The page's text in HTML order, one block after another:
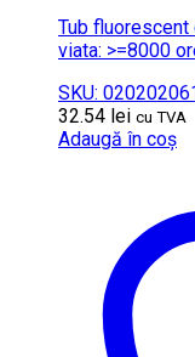
Tub fluorescent
viata: >=8000
SKU:
32.54 lei cu TVA
Adaugă în coș